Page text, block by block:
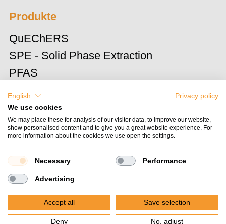
© 2026 BEKOlut GmbH & Co. KG.
Alle Rechte vorbehalten.
Produkte
QuEChERS
SPE - Solid Phase Extraction
PFAS
Automatisierte SPE
Filtration
English
Privacy policy
We use cookies
We may place these for analysis of our visitor data, to improve our website,
show personalised content and to give you a great website experience. For
more information about the cookies we use open the settings.
Necessary Performance
Advertising
Accept all Save selection
Deny No, adjust